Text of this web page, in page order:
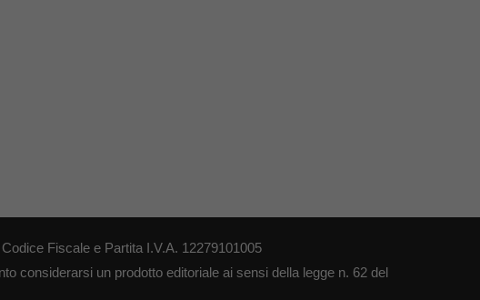
Fiscale e Partita I.V.A. 12279101005
considerarsi un prodotto editoriale ai sensi della legge n. 62 del